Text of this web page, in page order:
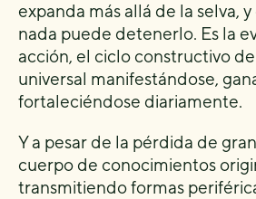
expanda más allá de la selva,
nada puede detenerlo. Es la
acción, el ciclo constructivo
universal manifestándose,
fortaleciéndose diariamente.
Y a pesar de la pérdida de
cuerpo de conocimientos
transmitiendo formas